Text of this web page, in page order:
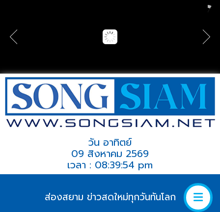
วัน อาทิตย์
09 สิงหาคม 2569
เวลา : 08:39:54 pm
ส่องสยาม ข่าวสดใหม่ทุกวันทันโลก